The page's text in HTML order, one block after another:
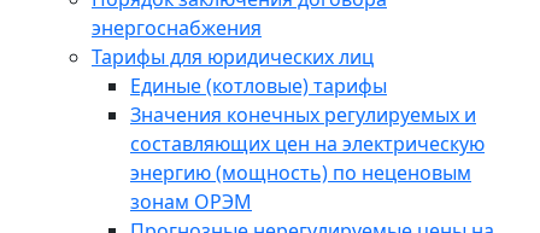
энергоснабжения
Тарифы для юридических лиц
Единые (котловые) тарифы
Значения конечных регулируемых и
составляющих цен на электрическую
энергию (мощность) по неценовым
зонам ОРЭМ